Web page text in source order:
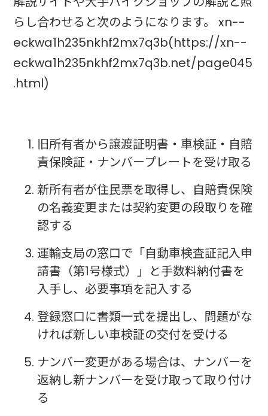
らし合わせると次のようになります。 xn--
eckwa1h235nkhf2mx7q3b(https://xn--
eckwa1h235nkhf2mx7q3b.net/page045
.html)
旧所有者から譲渡証明書・車検証・自賠
責保険証・ナンバープレートを受け取る
新所有者が住民票を取得し、自賠責保険
の名義変更または契約変更の段取りを確
認する
運輸支局の窓口で「自動車検査証記入申
請書（第1号様式）」と手数料納付書を
入手し、必要事項を記入する
登録窓口に書類一式を提出し、問題がな
ければ新しい車検証の交付を受ける
ナンバー変更がある場合は、ナンバーを
返納し新ナンバーを受け取って取り付け
る